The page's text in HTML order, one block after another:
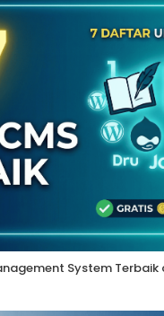
System Terbaik